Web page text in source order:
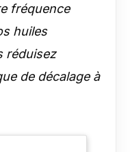
fréquence
huiles
réduisez
de décalage à